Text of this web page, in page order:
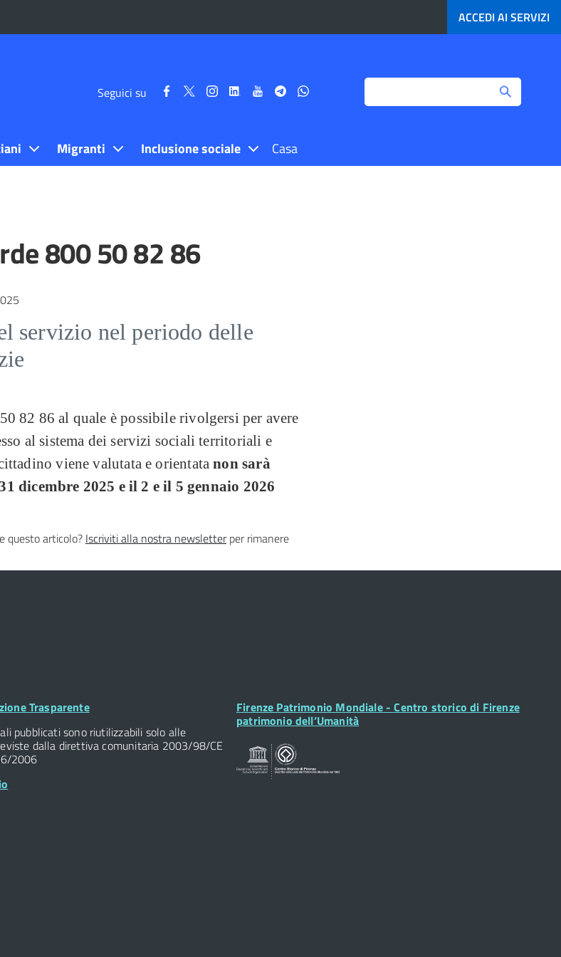
ACCEDI AI SERVIZI
Seguici su
Seguici SeguiciSeguici Seguici SeguiciSeguiciSeguici
Search
Migranti Inclusione sociale Casa
800 50 82 86
servizio nel periodo delle
82 86 al quale è possibile rivolgersi per avere
al sistema dei servizi sociali territoriali e
viene valutata e orientatanon sarà
dicembre 2025 e il 2 e il 5 gennaio 2026
questo articolo? Iscriviti alla nostra newsletterper rimanere
Trasparente
pubblicati sono riutilizzabili solo alle
dalla direttiva comunitaria 2003/98/CE
2006
Footer
Widget
Firenze Patrimonio Mondiale - Centro storico di Firenze
patrimonio dell’Umanità